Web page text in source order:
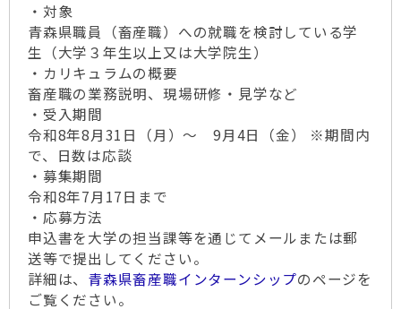
・対象
青森県職員（畜産職）への就職を検討している学
生（大学３年生以上又は大学院生）
・カリキュラムの概要
畜産職の業務説明、現場研修・見学など
・受入期間
令和8年8月31日（月）～ 9月4日（金） ※期間内
で、日数は応談
・募集期間
令和8年7月17日まで
・応募方法
申込書を大学の担当課等を通じてメールまたは郵
送等で提出してください。
詳細は、 青森県畜産職インターンシップのページを
ご覧ください。